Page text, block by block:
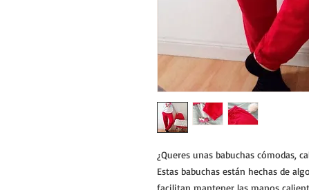
¿Queres unas babuchas cómodas,
Estas babuchas están hechas de
facilitan mantener las manos